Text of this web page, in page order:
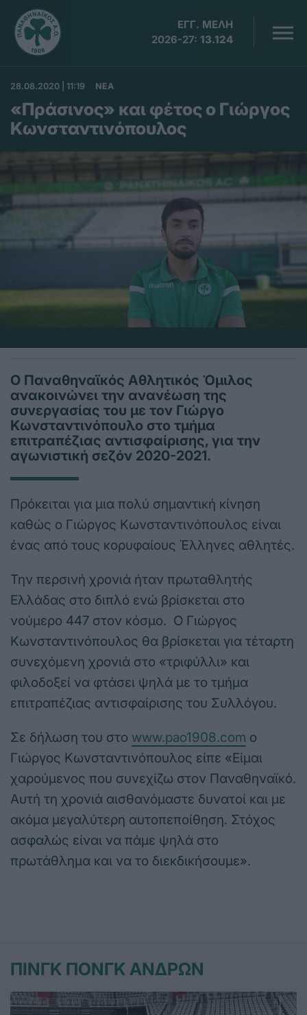
ΕΓΓ. ΜΕΛΗ
2026-27: 13.124
28.08.2020 | 11:19 ΝΕΑ
«Πράσινος» και φέτος ο Γιώργος
Κωνσταντινόπουλος
Ο Παναθηναϊκός Αθλητικός Όμιλος
ανακοινώνει την ανανέωση της
συνεργασίας του με τον Γιώργο
Κωνσταντινόπουλο στο τμήμα
επιτραπέζιας αντισφαίρισης, για την
αγωνιστική σεζόν 2020-2021.
Πρόκειται για μια πολύ σημαντική κίνηση
καθώς ο Γιώργος Κωνσταντινόπουλος είναι
ένας από τους κορυφαίους Έλληνες αθλητές.
Την περσινή χρονιά ήταν πρωταθλητής
Ελλάδας στο διπλό ενώ βρίσκεται στο
νούμερο 447 στον κόσμο. Ο Γιώργος
Κωνσταντινόπουλος θα βρίσκεται για τέταρτη
συνεχόμενη χρονιά στο «τριφύλλι» και
φιλοδοξεί να φτάσει ψηλά με το τμήμα
επιτραπέζιας αντισφαίρισης του Συλλόγου.
Σε δήλωση του στο www.pao1908.com ο
Γιώργος Κωνσταντινόπουλος είπε «Είμαι
χαρούμενος που συνεχίζω στον Παναθηναϊκό.
Αυτή τη χρονιά αισθανόμαστε δυνατοί και με
ακόμα μεγαλύτερη αυτοπεποίθηση. Στόχος
ασφαλώς είναι να πάμε ψηλά στο
πρωτάθλημα και να το διεκδικήσουμε».
ΠΙΝΓΚ ΠΟΝΓΚ ΑΝΔΡΩΝ